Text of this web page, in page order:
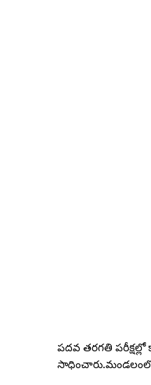
పదవ తరగతి